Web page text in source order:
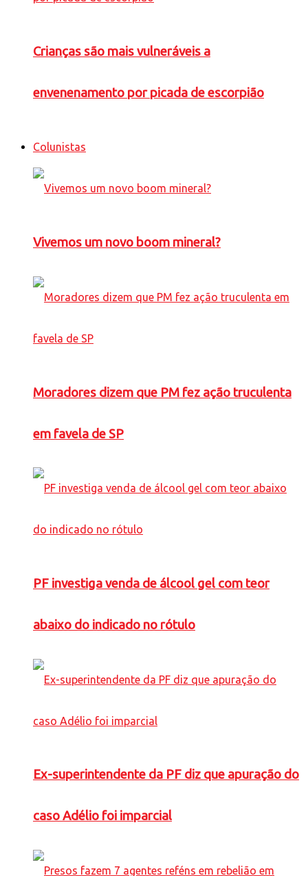
Crianças são mais vulneráveis a
envenenamento por picada de escorpião
Colunistas
Vivemos um novo boom mineral?
Moradores dizem que PM fez ação truculenta
em favela de SP
PF investiga venda de álcool gel com teor
abaixo do indicado no rótulo
Ex-superintendente da PF diz que apuração do
caso Adélio foi imparcial